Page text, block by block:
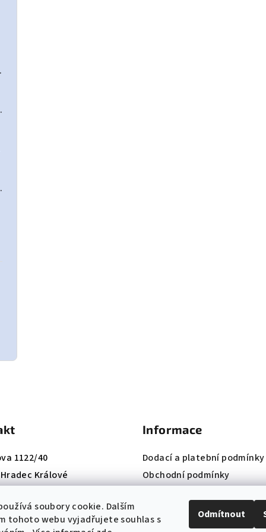
soubory cookie. Dalším
tohoto webu vyjadřujete souhlas s
Odmítnout
Serum)
PPM ampoule)
cream)
1122/40
Králové
info@k-institut.cz
Informace
Dodací a platební podmínky
Obchodní podmínky
Ochrana osobních údajů